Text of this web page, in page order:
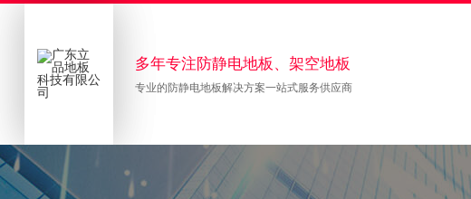
多年专注防静电地板、架空地板
专业的防静电地板解决方案一站式服务供应商